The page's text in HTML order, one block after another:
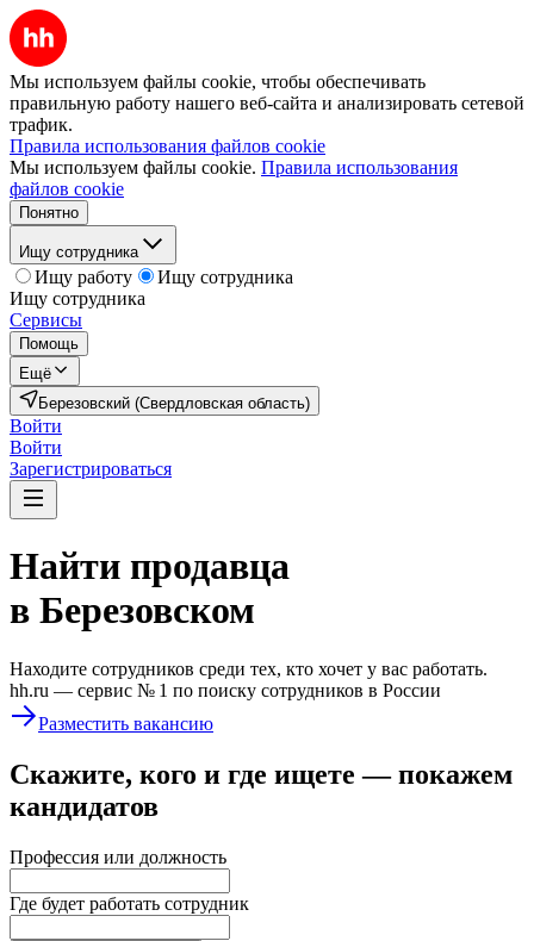
Мы используем файлы cookie, чтобы обеспечивать
правильную работу нашего веб-сайта и анализировать сетевой
трафик.
Правила использования файлов cookie
Мы используем файлы cookie. Правила использования
файлов cookie
Понятно
Ищу сотрудника
Ищу работу
Ищу сотрудника
Ищу сотрудника
Сервисы
Помощь
Ещё
Березовский (Свердловская область)
Войти
Войти
Зарегистрироваться
Найти продавца
в Березовском
Находите сотрудников среди тех, кто хочет у вас работать.
hh.ru — сервис № 1 по поиску сотрудников в России
Разместить вакансию
Скажите, кого и где ищете — покажем
кандидатов
Профессия или должность
Где будет работать сотрудник